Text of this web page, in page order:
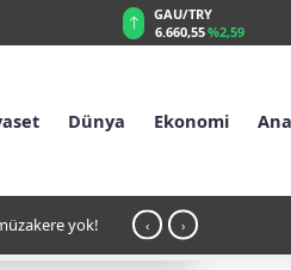
GAU/TRY
6.660,55%2,59
Dünya Ekonomi
Hedonizm: Kiyev’in İstihbarat ve
‹ ›